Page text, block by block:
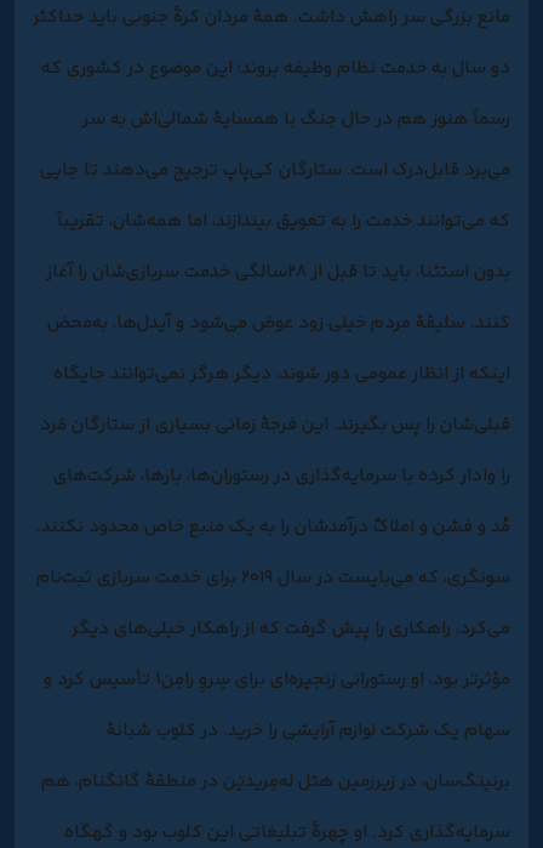
مانع بزرگی سر راهش داشت. همۀ مردان کرۀ جنوبی باید حداکثر
دو سال به خدمت نظام وظیفه بروند؛ این موضوع در کشوری که
رسماً هنوز هم در حال جنگ با همسایۀ شمالی‌اش به‌ سر
می‌برد قابل‌درک است. ستارگان کی‌پاپ ترجیح می‌دهند تا جایی
که می‌توانند خدمت را به تعویق بیندازند، اما همه‌شان، تقریباً
بدون استثنا، باید تا قبل از ۲۸‌سالگی خدمت سربازی‌شان را آغاز
کنند. سلیقۀ مردم خیلی زود عوض می‌شود و آیدل‌ها، به‌محض
اینکه از انظار عمومی دور شوند، دیگر هرگز نمی‌توانند جایگاه
قبلی‌شان را پس بگیرند. این فرجۀ زمانی بسیاری از ستارگان مَرد
را وادار کرده با سرمایه‌گذاری در رستوران‌ها، بارها، شرکت‌های
مُد و فشن و املاکْ درآمدشان را به یک منبع خاص محدود نکنند.
سونگری، که می‌بایست در سال ۲۰۱۹ برای خدمت سربازی ثبت‌نام
می‌کرد، راهکاری را پیش گرفت که از راهکار خیلی‌های دیگر
مؤثرتر بود، او رستورانی زنجیره‌ای برای سِروِ رامِن1 تأسیس کرد و
سهام یک شرکت لوازم آرایشی را خرید. در کلوب شبانۀ
برنینگ‌سان، در زیرزمین هتل له‌مِریدیَن در منطقۀ گانگنام، هم
سرمایه‌گذاری کرد. او چهرۀ تبلیغاتی این کلوب بود و گهگاه